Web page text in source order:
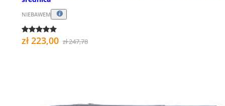
NIEBAWEM
zł 223,00 zł 247,78